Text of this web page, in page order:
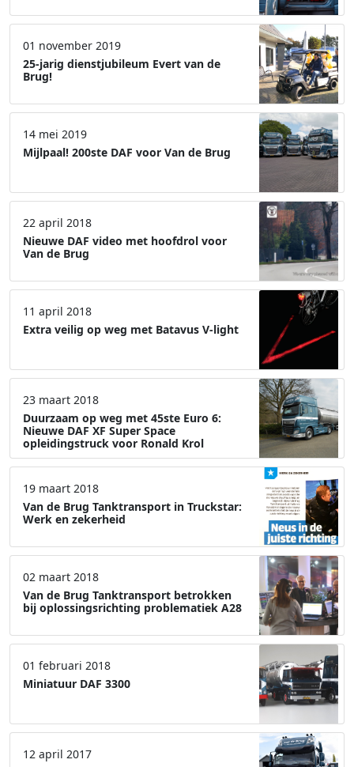
01 november 2019
25-jarig dienstjubileum Evert van de
Brug!
14 mei 2019
Mijlpaal! 200ste DAF voor Van de Brug
22 april 2018
Nieuwe DAF video met hoofdrol voor
Van de Brug
11 april 2018
Extra veilig op weg met Batavus V-light
23 maart 2018
Duurzaam op weg met 45ste Euro 6:
Nieuwe DAF XF Super Space
opleidingstruck voor Ronald Krol
19 maart 2018
Van de Brug Tanktransport in Truckstar:
Werk en zekerheid
02 maart 2018
Van de Brug Tanktransport betrokken
bij oplossingsrichting problematiek A28
01 februari 2018
Miniatuur DAF 3300
12 april 2017